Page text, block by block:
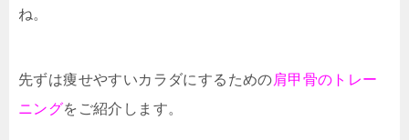
ね。
先ずは痩せやすいカラダにするための肩甲骨のトレー
ニングをご紹介します。